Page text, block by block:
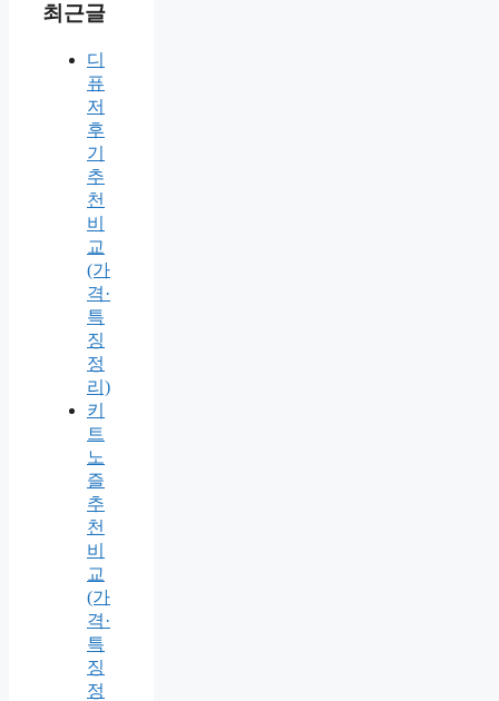
최근글
디
퓨
저
후
기
추
천
비
교
(가
격·
특
징
정
리)
키
트
노
즐
추
천
비
교
(가
격·
특
징
정